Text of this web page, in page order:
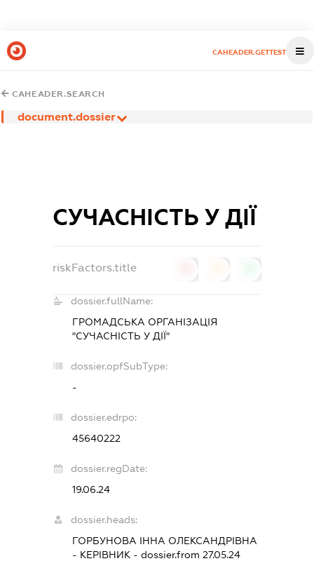
CAHEADER.GETTEST
CAHEADER.SEARCH
document.dossier
СУЧАСНІСТЬ У ДІЇ
riskFactors.title
dossier.fullName:
ГРОМАДСЬКА ОРГАНІЗАЦІЯ
"СУЧАСНІСТЬ У ДІЇ"
dossier.opfSubType:
-
dossier.edrpo:
45640222
dossier.regDate:
19.06.24
dossier.heads:
ГОРБУНОВА ІННА ОЛЕКСАНДРІВНА
- КЕРІВНИК - dossier.from 27.05.24